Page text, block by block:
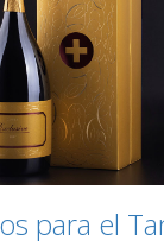
para el